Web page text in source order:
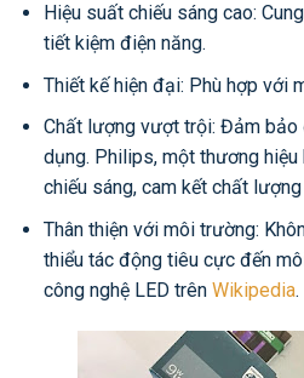
Hiệu suất chiếu sáng cao:
tiết kiệm điện năng.
Thiết kế hiện đại: Phù hợp với
Chất lượng vượt trội: Đảm bảo
dụng. Philips, một thương
chiếu sáng, cam kết chất
Thân thiện với môi trường:
thiểu tác động tiêu cực đến
công nghệ LED trên Wikipedia.